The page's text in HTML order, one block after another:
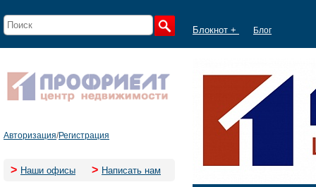
Блокнот + Блог
Авторизация/Регистрация
> Наши офисы > Написать нам